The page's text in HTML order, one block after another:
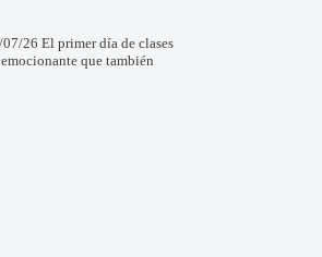
26 El primer día de clases
que también